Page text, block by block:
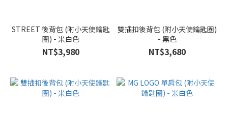
STREET 後背包 (附小天使鑰匙
圈) - 米白色
NT$3,980
雙插扣後背包 (附小天使鑰匙圈)
- 黑色
NT$3,680